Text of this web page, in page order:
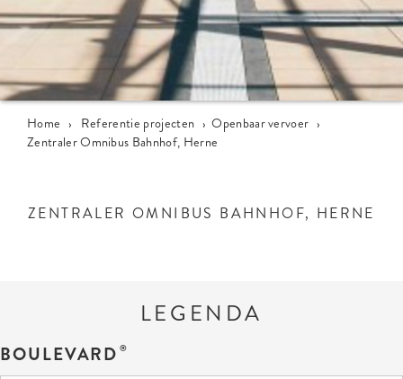
Home › Referentie projecten › Openbaar vervoer ›
Zentraler Omnibus Bahnhof, Herne
ZENTRALER OMNIBUS BAHNHOF, HERNE
LEGENDA
BOULEVARD